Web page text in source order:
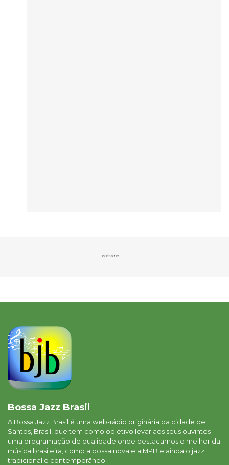
Bossa Jazz Brasil
A Bossa Jazz Brasil é uma web-rádio originária da cidade de
Santos, Brasil, que tem como objetivo levar aos seus ouvintes
uma programação de qualidade onde destacamos o melhor da
música brasileira, como a bossa nova e a MPB e ainda o jazz
tradicional e contemporâneo